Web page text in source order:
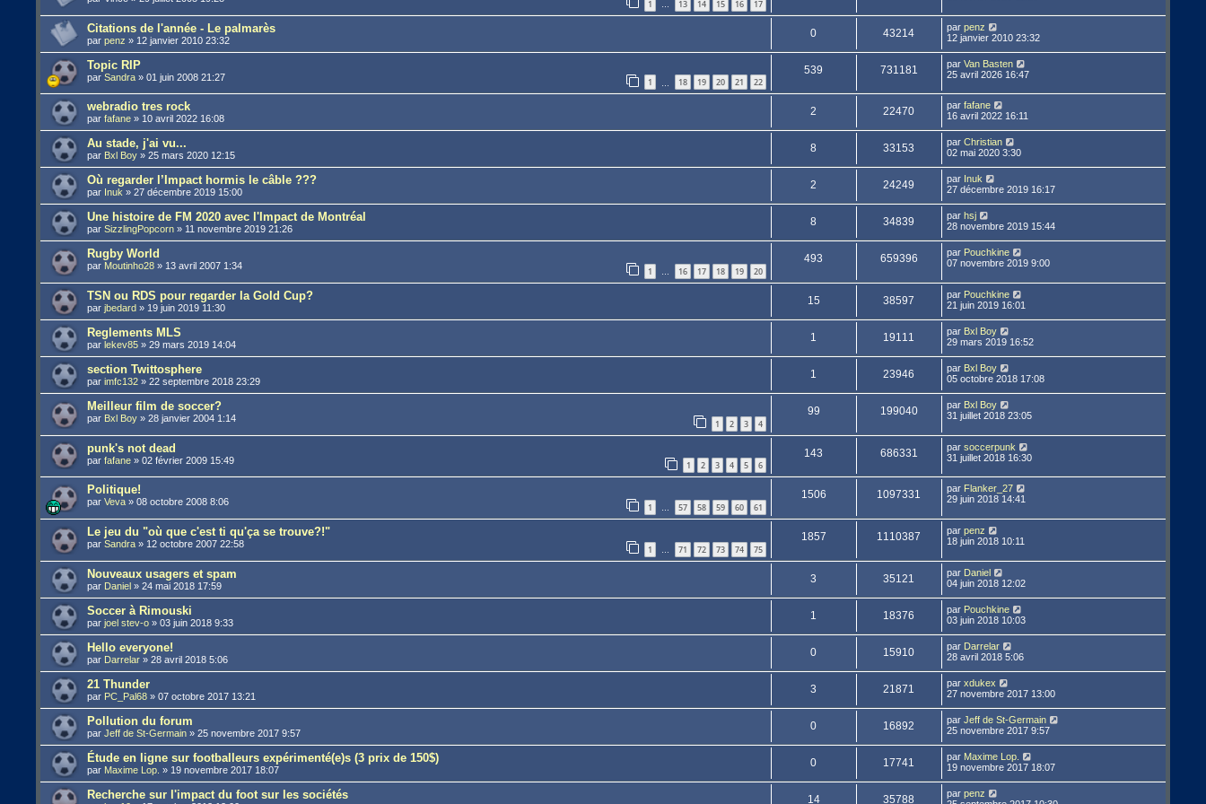
1 … 13 14 15 16 17
Citations de l'année - Le palmarès
parpenz » 12 janvier 2010 23:32
0 43214 par penz
12 janvier 2010 23:32
Topic RIP
parSandra »01 juin 2008 21:27 1 18 19 20 21 22
539 731181 par Van Basten
25 avril 2026 16:47
webradio tres rock
parfafane » 10 avril 2022 16:08
2 22470 par fafane
16 avril 2022 16:11
Au stade, j'ai vu...
par Bxl Boy »25 mars 2020 12:15
8 33153 par Christian
02 mai 2020 3:30
Où regarder l’Impact hormis le câble ???
par Inuk »27 décembre 2019 15:00
2 24249 par Inuk
27 décembre 2019 16:17
Une histoire de FM 2020 avec l'Impact de Montréal
parSizzlingPopcorn » 11 novembre 2019 21:26
8 34839 par hsj
28 novembre 2019 15:44
Rugby World
par Moutinho28 » 13 avril 2007 1:34 1 … 16 17 18 19 20
493 659396 par Pouchkine
07 novembre 2019 9:00
TSN ou RDS pour regarder la Gold Cup?
parjbedard » 19 juin 2019 11:30
15 38597 par Pouchkine
21 juin 2019 16:01
Reglements MLS
parlekev85 »29 mars 2019 14:04
1 19111 par Bxl Boy
29 mars 2019 16:52
section Twittosphere
parimfc132 »22 septembre 2018 23:29
1 23946 par Bxl Boy
05 octobre 2018 17:08
Meilleur film de soccer?
par Bxl Boy »28 janvier 2004 1:14 1 2 3 4
99 199040 par Bxl Boy
31 juillet 2018 23:05
punk's not dead
parfafane »02 février 2009 15:49 1 2 3 4 5 6
143 686331 par soccerpunk
31 juillet 2018 16:30
Politique!
parVeva »08 octobre 2008 8:06 1 … 57 58 59 60 61
1506 1097331 par Flanker_27
29 juin 2018 14:41
Le jeu du "où que c'est ti qu'ça se trouve?!"
parSandra » 12 octobre 2007 22:58 1 … 71 72 73 74 75
1857 1110387 par penz
18 juin 2018 10:11
Nouveaux usagers et spam
par Daniel »24 mai 2018 17:59
3 35121 par Daniel
04 juin 2018 12:02
Soccer à Rimouski
parjoel stev-o »03 juin 2018 9:33
1 18376 par Pouchkine
03 juin 2018 10:03
Hello everyone!
par Darrelar »28 avril 2018 5:06
0 15910 par Darrelar
28 avril 2018 5:06
21 Thunder
par PC_Pal68 »07 octobre 2017 13:21
3 21871 par xdukex
27 novembre 2017 13:00
Pollution du forum
parJeff de St-Germain »25 novembre 2017 9:57
0 16892 par Jeff de St-Germain
25 novembre 2017 9:57
Étude en ligne sur footballeurs expérimenté(e)s (3 prix de 150$)
par Maxime Lop. » 19 novembre 2017 18:07
0 17741 par Maxime Lop.
19 novembre 2017 18:07
Recherche sur l'impact du foot sur les sociétés 14 35788 par penz